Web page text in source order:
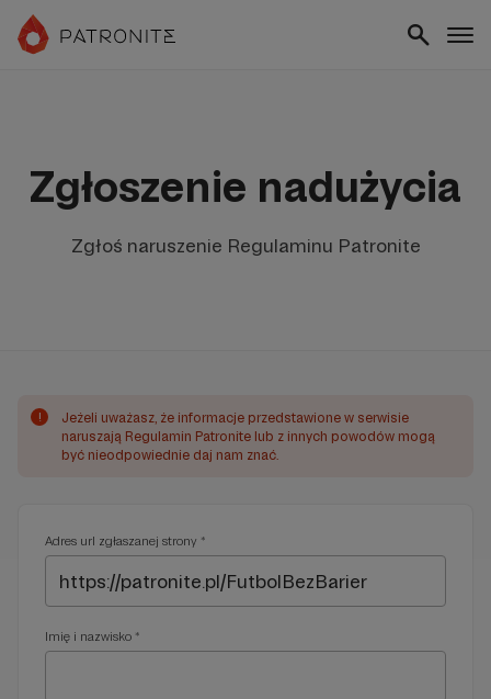
Zgłoszenie nadużycia
Zgłoś naruszenie Regulaminu Patronite
!
Jeżeli uważasz, że informacje przedstawione w serwisie
naruszają Regulamin Patronite lub z innych powodów mogą
być nieodpowiednie daj nam znać.
Adres url zgłaszanej strony *
Imię i nazwisko *